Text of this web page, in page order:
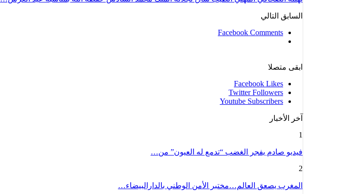
السابق التالي
Facebook Comments
ابقى متصلا
Facebook Likes
Twitter Followers
Youtube Subscribers
آخر الأخبار
1
فيديو صادم يفجر الغضب “تدمع له العيون” من…
2
المغرب يصعق العالم…مختبر الأمن الوطني بالدارالبيضاء…